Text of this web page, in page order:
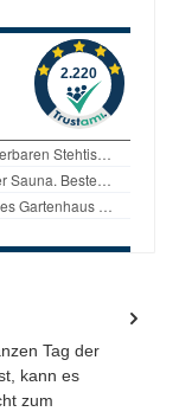
Tag der
kann es
zum